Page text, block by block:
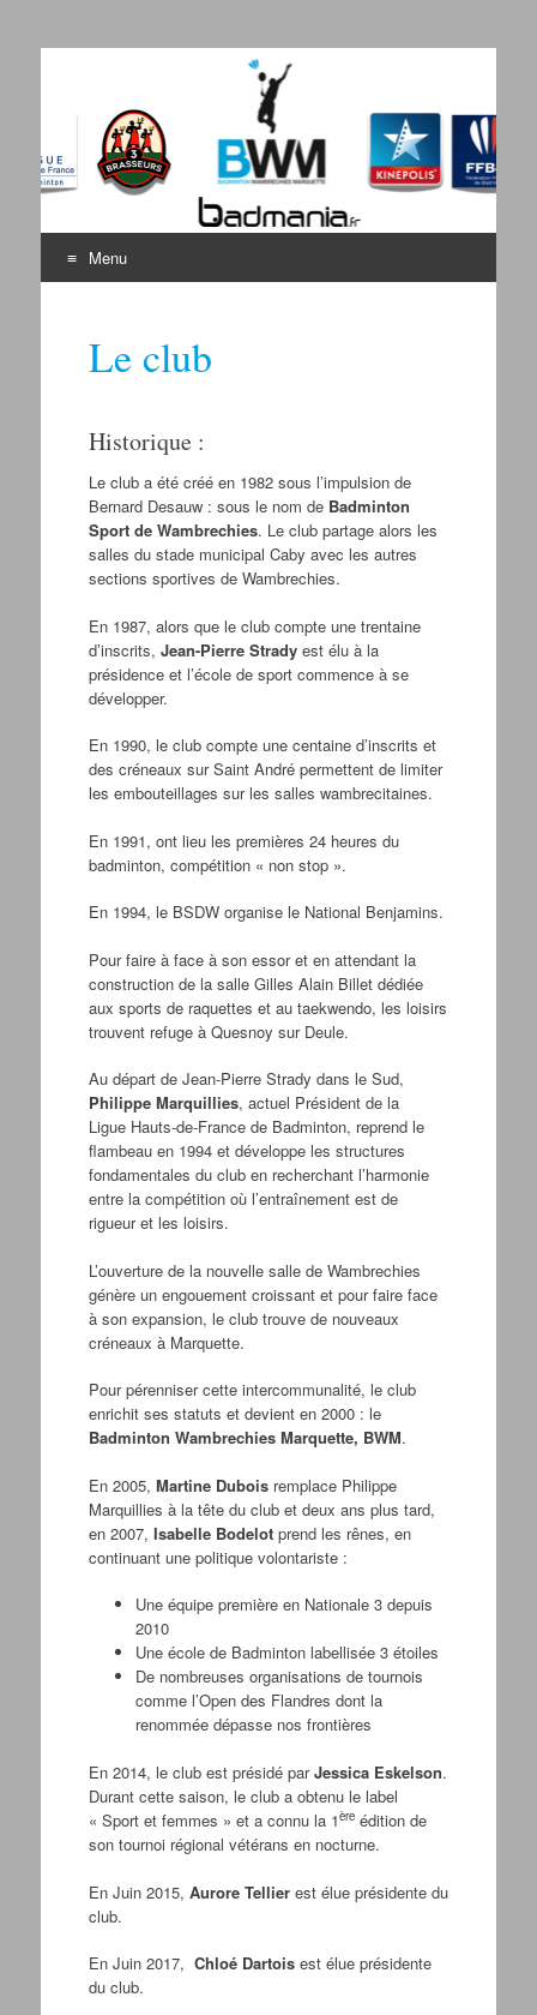
Badminton Wambrechies
Marquette
Bienvenue sur le site du BWM
Menu
Le club
Historique :
Le club a été créé en 1982 sous l’impulsion de
Bernard Desauw : sous le nom de Badminton
Sport de Wambrechies. Le club partage alors les
salles du stade municipal Caby avec les autres
sections sportives de Wambrechies.
En 1987, alors que le club compte une trentaine
d’inscrits, Jean-Pierre Stradyest élu à la
présidence et l’école de sport commence à se
développer.
En 1990, le club compte une centaine d’inscrits et
des créneaux sur Saint André permettent de limiter
les embouteillages sur les salles wambrecitaines.
En 1991, ont lieu les premières 24 heures du
badminton, compétition « non stop ».
En 1994, le BSDW organise le National Benjamins.
Pour faire à face à son essor et en attendant la
construction de la salle Gilles Alain Billet dédiée
aux sports de raquettes et au taekwendo, les loisirs
trouvent refuge à Quesnoy sur Deule.
Au départ de Jean-Pierre Strady dans le Sud,
Philippe Marquillies, actuel Président de la
Ligue Hauts-de-France de Badminton, reprend le
flambeau en 1994 et développe les structures
fondamentales du club en recherchant l’harmonie
entre la compétition où l’entraînement est de
rigueur et les loisirs.
L’ouverture de la nouvelle salle de Wambrechies
génère un engouement croissant et pour faire face
à son expansion, le club trouve de nouveaux
créneaux à Marquette.
Pour pérenniser cette intercommunalité, le club
enrichit ses statuts et devient en 2000 : le
Badminton Wambrechies Marquette, BWM.
En 2005, Martine Duboisremplace Philippe
Marquillies à la tête du club et deux ans plus tard,
en 2007, Isabelle Bodelotprend les rênes, en
continuant une politique volontariste :
Une équipe première en Nationale 3 depuis
2010
Une école de Badminton labellisée 3 étoiles
De nombreuses organisations de tournois
comme l’Open des Flandres dont la
renommée dépasse nos frontières
En 2014, le club est présidé parJessica Eskelson.
Durant cette saison, le club a obtenu le label
« Sport et femmes » et a connu la 1èreédition de
son tournoi régional vétérans en nocturne.
En Juin 2015, Aurore Tellierest élue présidente du
club.
En Juin 2017, Chloé Dartoisest élue présidente
du club.